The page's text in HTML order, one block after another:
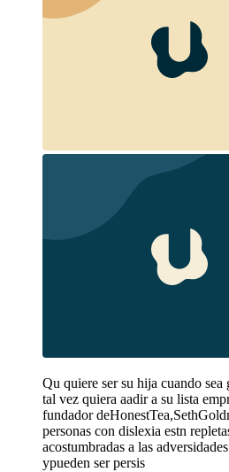
Qu quiere ser su hija cuando
tal vez quiera aadir a su lista
fundador
personas con dislexia estn
acostumbradas a las
ypueden ser persis